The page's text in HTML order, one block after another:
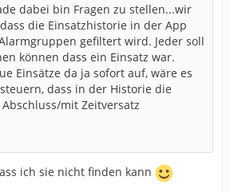
dabei bin Fragen zu stellen...wir
die Einsatzhistorie in der App
gefiltert wird. Jeder soll
können dass ein Einsatz war.
Einsätze da ja sofort auf, wäre es
dass in der Historie die
mit Zeitversatz
ich sie nicht finden kann